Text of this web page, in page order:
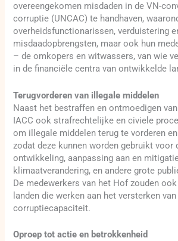
overeengekomen misdaden in de VN-
corruptie (UNCAC) te handhaven,
overheidsfunctionarissen, verduistering
misdaadopbrengsten, maar ook hun
– de omkopers en witwassers, van wie
in de financiële centra van ontwikkelde
Terugvorderen van illegale middelen
Naast het bestraffen en ontmoedigen
IACC ook strafrechtelijke en civiele
om illegale middelen terug te vorderen
zodat deze kunnen worden gebruikt voor
ontwikkeling, aanpassing aan en
klimaatverandering, en andere grote
De medewerkers van het Hof zouden
landen die werken aan het versterken
corruptiecapaciteit.
Oproep tot actie en betrokkenheid